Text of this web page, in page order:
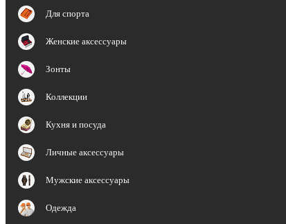
Для спорта
Женские аксессуары
Зонты
Коллекции
Кухня и посуда
Личные аксессуары
Мужские аксессуары
Одежда